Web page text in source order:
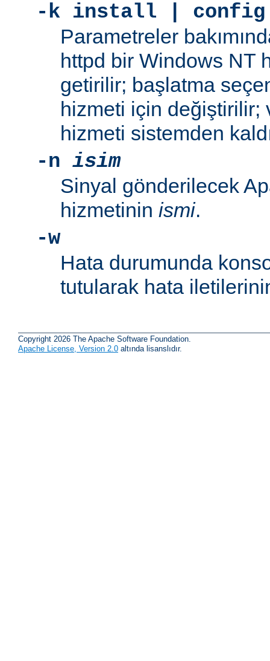
-k install |
Parametreler
httpd bir Windows NT
getirilir; başlatma
hizmeti için değiştirilir;
hizmeti sistemden
-n isim
Sinyal gönderilecek
hizmetinin ismi.
-w
Hata durumunda
tutularak hata
Copyright 2026 The Apache Software Foundation.
Apache License, Version 2.0 altında lisanslıdır.